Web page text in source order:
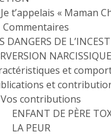
Je t’appelais « Maman
Commentaires
DANGERS DE
et
et
Vos contributions
ENFANT DE PÈRE
LA PEUR